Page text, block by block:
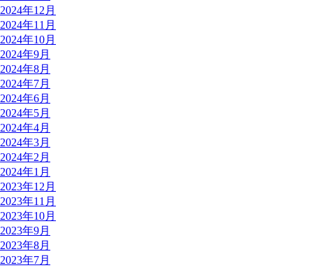
2024年12月
2024年11月
2024年10月
2024年9月
2024年8月
2024年7月
2024年6月
2024年5月
2024年4月
2024年3月
2024年2月
2024年1月
2023年12月
2023年11月
2023年10月
2023年9月
2023年8月
2023年7月